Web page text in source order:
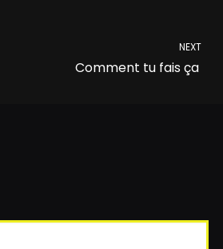
NEXT
Comment tu fais ça